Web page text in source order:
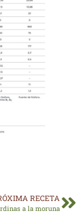
RECETA
a la moruna